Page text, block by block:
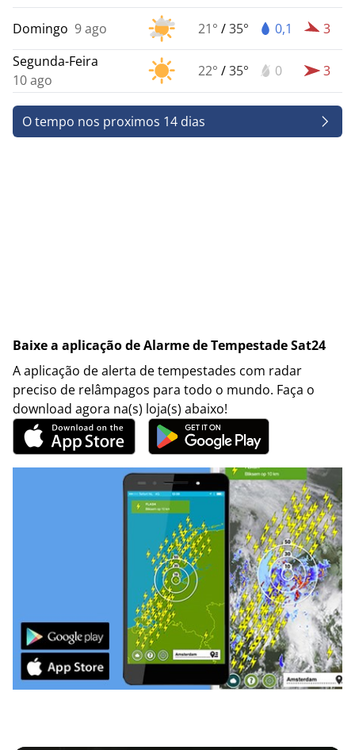
Domingo 9 ago 21° /35° 0,1
3
Segunda-Feira
10 ago
22° /35° 0 3
O tempo nos proximos 14 dias
Baixe a aplicação de Alarme de Tempestade Sat24
A aplicação de alerta de tempestades com radar
preciso de relâmpagos para todo o mundo. Faça o
download agora na(s) loja(s) abaixo!